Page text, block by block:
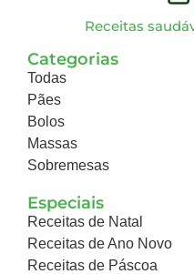
Receitas
Categorias
Todas
Pães
Bolos
Massas
Sobremesas
Especiais
Receitas de Natal
Receitas de Ano Novo
Receitas de Páscoa